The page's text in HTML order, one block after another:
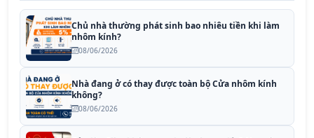
Chủ nhà thường phát sinh bao nhiêu tiền khi làm
nhôm kính?
08/06/2026
Nhà đang ở có thay được toàn bộ Cửa nhôm kính
không?
08/06/2026